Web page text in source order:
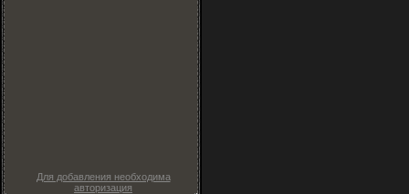
Для добавления необходима
авторизация